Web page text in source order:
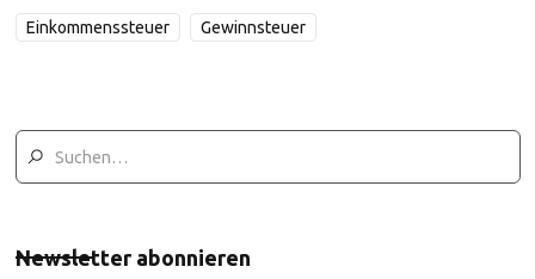
Einkommenssteuer Gewinnsteuer
Newsletter abonnieren